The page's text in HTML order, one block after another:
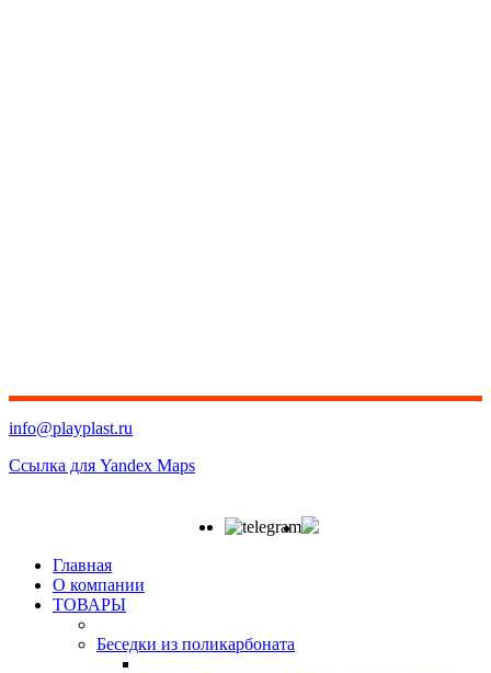
info@playplast.ru
Ссылка для Yandex Maps
Главная
О компании
ТОВАРЫ
Беседки из поликарбоната